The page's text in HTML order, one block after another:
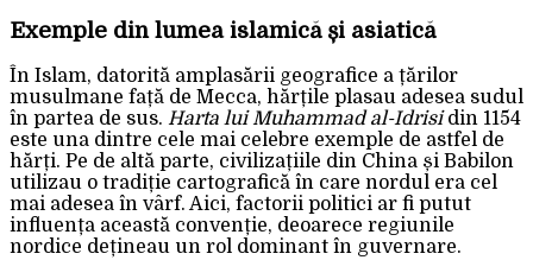
Exemple din lumea islamică și asiatică
În Islam, datorită amplasării geografice a țărilor
musulmane față de Mecca, hărțile plasau adesea sudul
în partea de sus. Harta lui Muhammad al-Idrisidin 1154
este una dintre cele mai celebre exemple de astfel de
hărți. Pe de altă parte, civilizațiile din China și Babilon
utilizau o tradiție cartografică în care nordul era cel
mai adesea în vârf. Aici, factorii politici ar fi putut
influența această convenție, deoarece regiunile
nordice dețineau un rol dominant în guvernare.